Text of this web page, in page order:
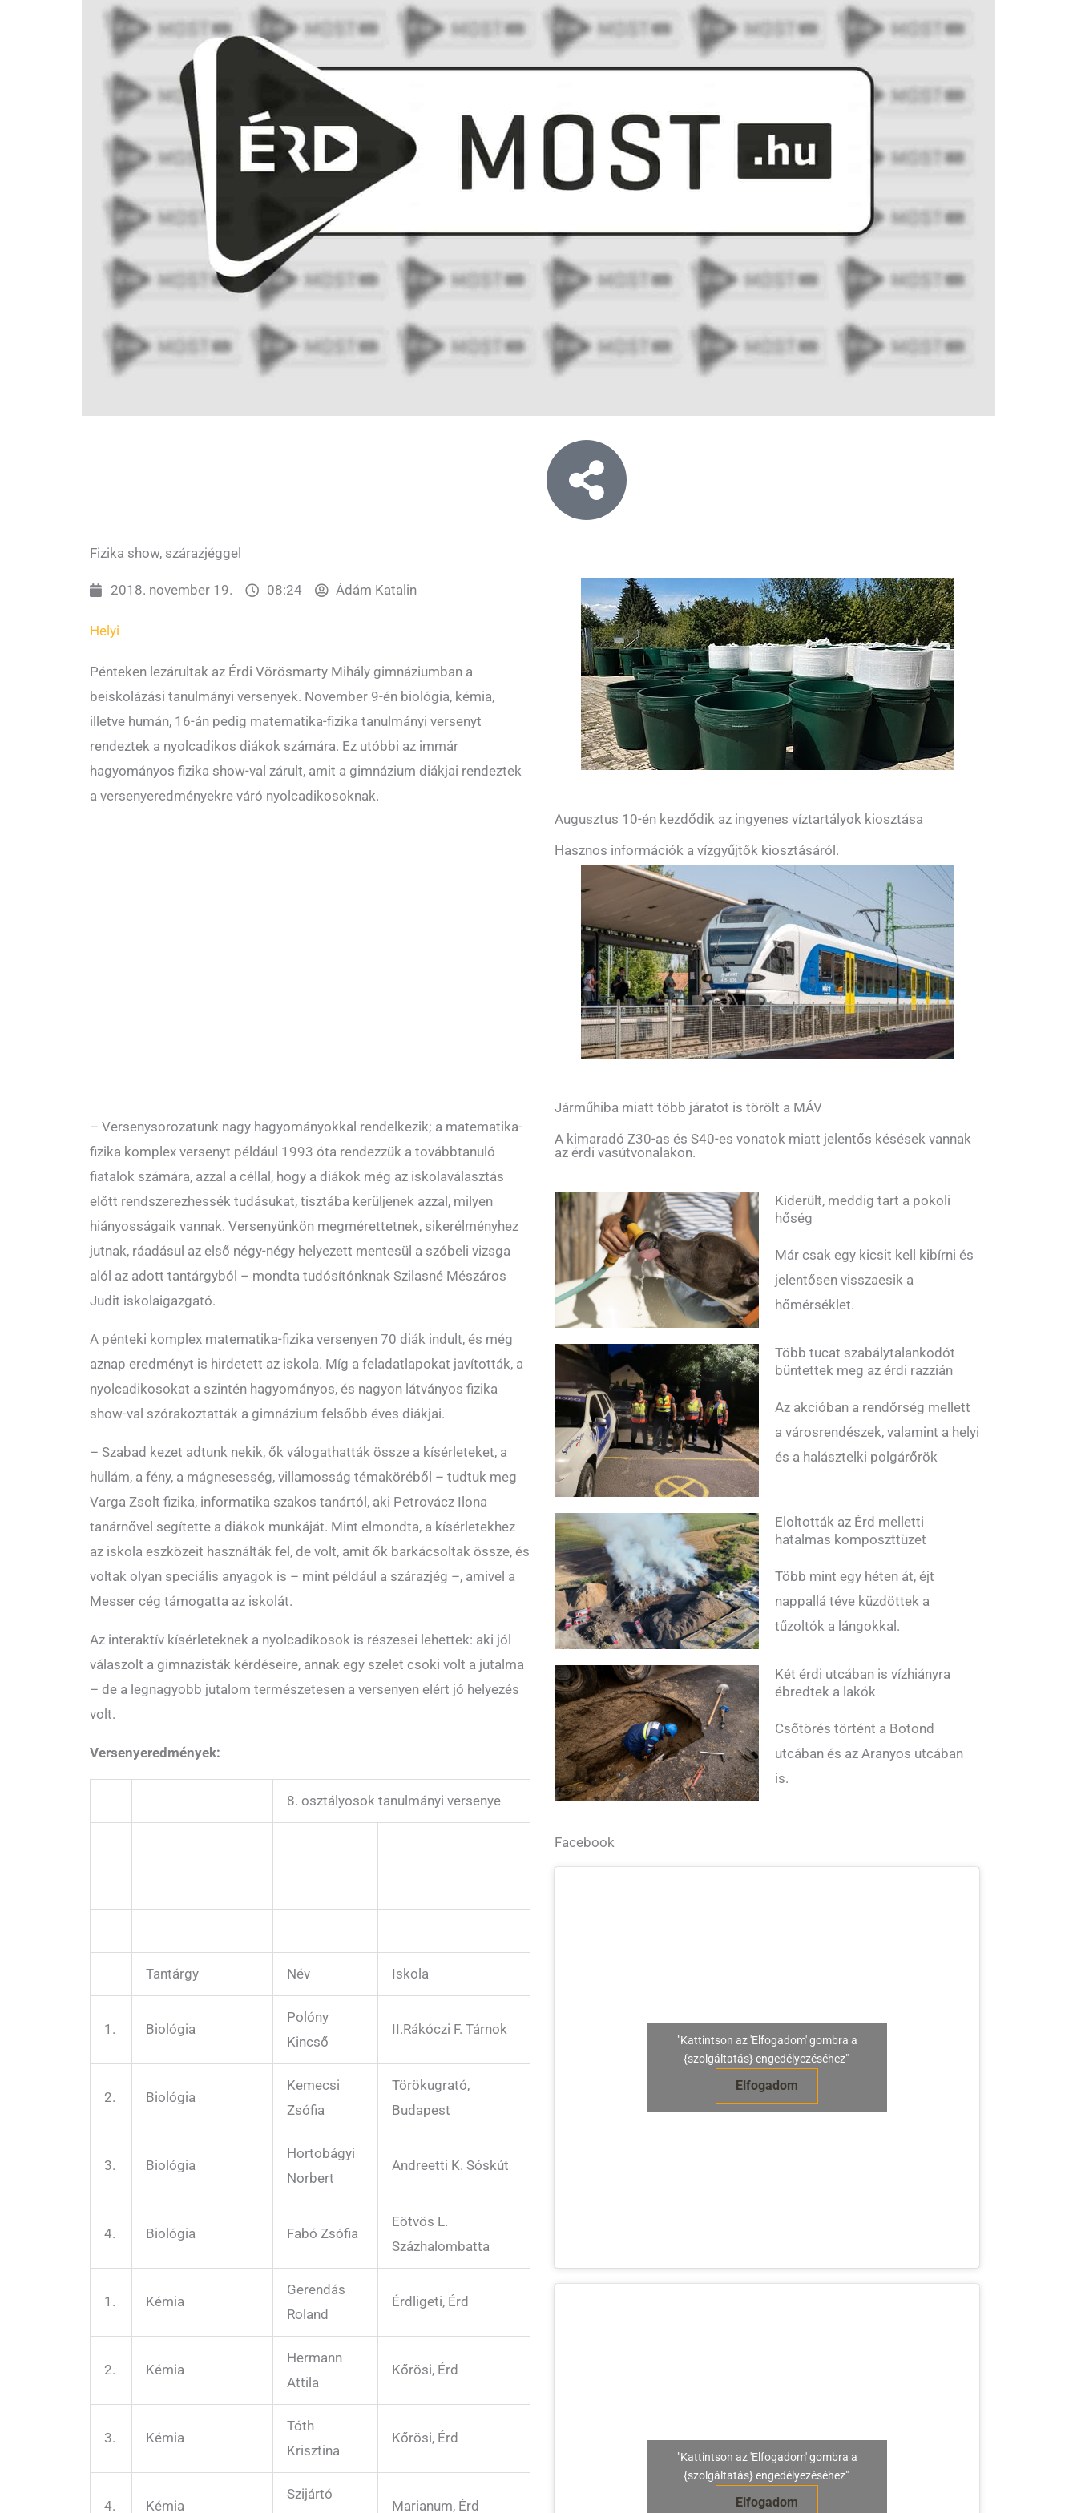
Fizika show, szárazjéggel
2018. november 19. 08:24 Ádám Katalin
Helyi
Pénteken lezárultak az Érdi Vörösmarty Mihály gimnáziumban a
beiskolázási tanulmányi versenyek. November 9-én biológia, kémia,
illetve humán, 16-án pedig matematika-fizika tanulmányi versenyt
rendeztek a nyolcadikos diákok számára. Ez utóbbi az immár
hagyományos fizika show-val zárult, amit a gimnázium diákjai rendeztek
a versenyeredményekre váró nyolcadikosoknak.
– Versenysorozatunk nagy hagyományokkal rendelkezik; a matematika-
fizika komplex versenyt például 1993 óta rendezzük a továbbtanuló
fiatalok számára, azzal a céllal, hogy a diákok még az iskolaválasztás
előtt rendszerezhessék tudásukat, tisztába kerüljenek azzal, milyen
hiányosságaik vannak. Versenyünkön megmérettetnek, sikerélményhez
jutnak, ráadásul az első négy-négy helyezett mentesül a szóbeli vizsga
alól az adott tantárgyból – mondta tudósítónknak Szilasné Mészáros
Judit iskolaigazgató.
A pénteki komplex matematika-fizika versenyen 70 diák indult, és még
aznap eredményt is hirdetett az iskola. Míg a feladatlapokat javították, a
nyolcadikosokat a szintén hagyományos, és nagyon látványos fizika
show-val szórakoztatták a gimnázium felsőbb éves diákjai.
– Szabad kezet adtunk nekik, ők válogathatták össze a kísérleteket, a
hullám, a fény, a mágnesesség, villamosság témaköréből – tudtuk meg
Varga Zsolt fizika, informatika szakos tanártól, aki Petrovácz Ilona
tanárnővel segítette a diákok munkáját. Mint elmondta, a kísérletekhez
az iskola eszközeit használták fel, de volt, amit ők barkácsoltak össze, és
voltak olyan speciális anyagok is – mint például a szárazjég –, amivel a
Messer cég támogatta az iskolát.
Az interaktív kísérleteknek a nyolcadikosok is részesei lehettek: aki jól
válaszolt a gimnazisták kérdéseire, annak egy szelet csoki volt a jutalma
– de a legnagyobb jutalom természetesen a versenyen elért jó helyezés
volt.
Versenyeredmények:
8. osztályosok tanulmányi versenye
Tantárgy Név Iskola
1. Biológia
Polóny
Kincső
II.Rákóczi F. Tárnok
2. Biológia
Kemecsi
Zsófia
Törökugrató,
Budapest
3. Biológia
Hortobágyi
Norbert
Andreetti K. Sóskút
4. Biológia Fabó Zsófia
Eötvös L.
Százhalombatta
1. Kémia
Gerendás
Roland
Érdligeti, Érd
2. Kémia
Hermann
Attila
Kőrösi, Érd
3. Kémia
Tóth
Krisztina
Kőrösi, Érd
4. Kémia
Szijártó
Marianum, Érd
Augusztus 10-én kezdődik az ingyenes víztartályok kiosztása
Hasznos információk a vízgyűjtők kiosztásáról.
Járműhiba miatt több járatot is törölt a MÁV
A kimaradó Z30-as és S40-es vonatok miatt jelentős késések vannak
az érdi vasútvonalakon.
Kiderült, meddig tart a pokoli
hőség
Már csak egy kicsit kell kibírni és
jelentősen visszaesik a
hőmérséklet.
Több tucat szabálytalankodót
büntettek meg az érdi razzián
Az akcióban a rendőrség mellett
a városrendészek, valamint a helyi
és a halásztelki polgárőrök
Eloltották az Érd melletti
hatalmas komposzttüzet
Több mint egy héten át, éjt
nappallá téve küzdöttek a
tűzoltók a lángokkal.
Két érdi utcában is vízhiányra
ébredtek a lakók
Csőtörés történt a Botond
utcában és az Aranyos utcában
is.
Facebook
"Kattintson az 'Elfogadom' gombra a
{szolgáltatás} engedélyezéséhez"
Elfogadom
"Kattintson az 'Elfogadom' gombra a
{szolgáltatás} engedélyezéséhez"
Elfogadom